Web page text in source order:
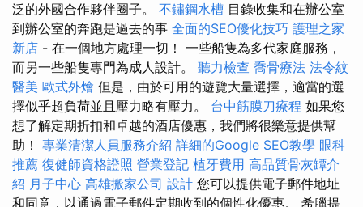
泛的外國合作夥伴圈子。 不鏽鋼水槽 目錄收集和在辦公室
到辦公室的奔跑是過去的事 全面的SEO優化技巧 護理之家
新店 - 在一個地方處理一切！ 一些船隻為多代家庭服務，
而另一些船隻專門為成人設計。 聽力檢查 喬骨療法 法令紋
醫美 歐式外燴 但是，由於可用的遊覽大量選擇，適當的選
擇似乎超負荷並且壓力略有壓力。 台中筋膜刀療程 如果您
想了解定期折扣和卓越的酒店優惠，我們將很樂意提供幫
助！ 專業清潔人員服務介紹 詳細的Google SEO教學 眼科
推薦 復健師資格證照 營業登記 植牙費用 高品質骨灰罈介
紹 月子中心 高雄搬家公司 設計 您可以提供電子郵件地址
和同意，以通過電子郵件定期收到的個性化優惠。 希臘提